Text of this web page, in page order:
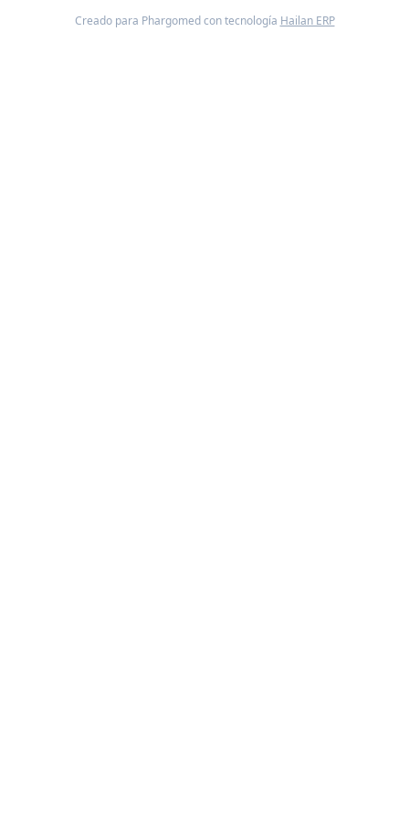
Creado para Phargomed con tecnología Hailan ERP